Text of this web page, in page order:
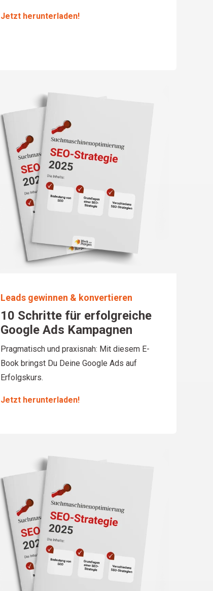
Jetzt herunterladen!
Leads gewinnen & konvertieren
10 Schritte für erfolgreiche
Google Ads Kampagnen
Pragmatisch und praxisnah: Mit diesem E-
Book bringst Du Deine Google Ads auf
Erfolgskurs.
Jetzt herunterladen!